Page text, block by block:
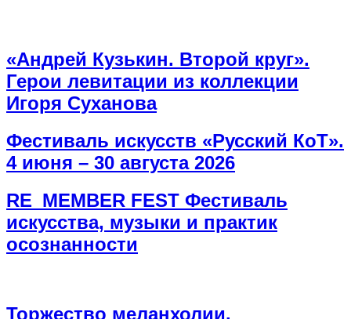
«Андрей Кузькин. Второй круг».
Герои левитации из коллекции
Игоря Суханова
Фестиваль искусств «Русский КоТ».
4 июня – 30 августа 2026
RE_MEMBER FEST Фестиваль
искусства, музыки и практик
осознанности
Торжество меланхолии.